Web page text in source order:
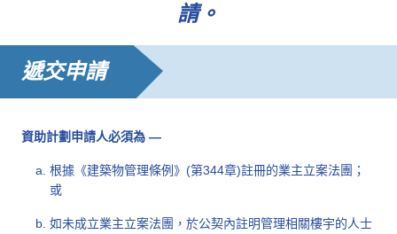
請。
遞交申請
資助計劃申請人必須為 —
根據《建築物管理條例》(第344章)註冊的業主立案法團；
或
如未成立業主立案法團，於公契內註明管理相關樓宇的人士